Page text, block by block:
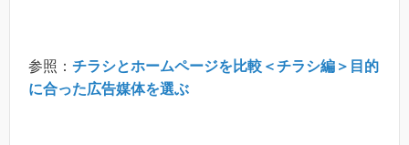
参照： チラシとホームページを比較＜チラシ編＞目的
に合った広告媒体を選ぶ